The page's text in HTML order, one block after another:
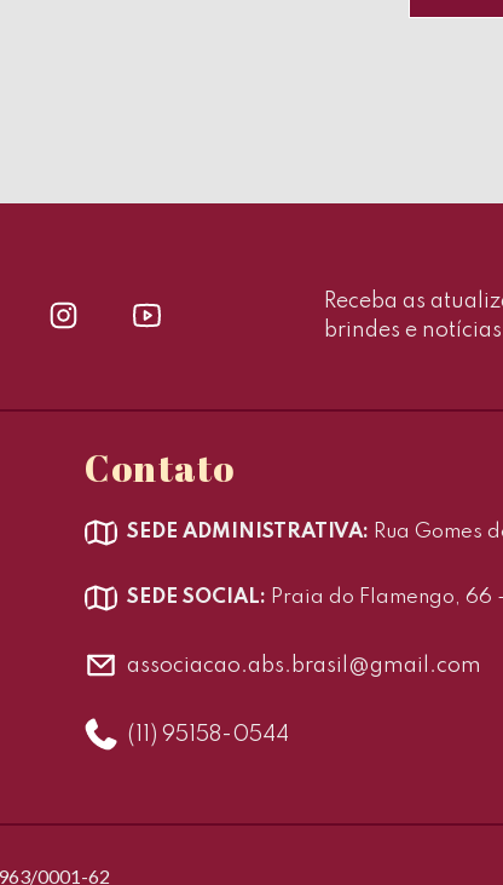
Receba as
brindes e
Contato
SEDE ADMINISTRATIVA: Rua Gomes
SEDE SOCIAL: Praia do Flamengo, 66
associacao.abs.brasil@gmail.com
(11) 95158-0544
0001-62